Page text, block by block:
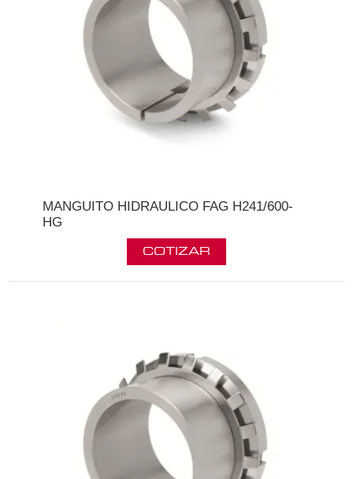
MANGUITO HIDRAULICO FAG H241/600-
HG